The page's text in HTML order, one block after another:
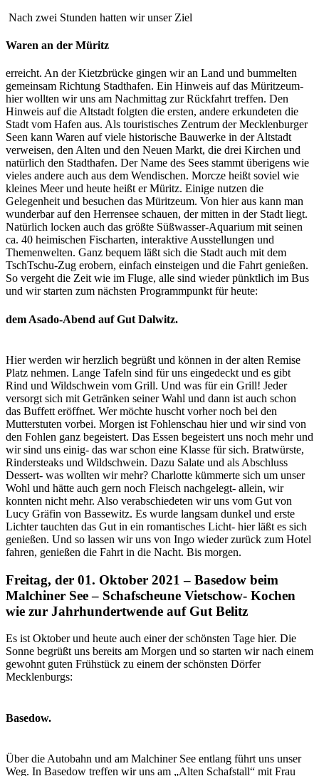
Nach zwei Stunden hatten wir unser Ziel
Waren an der Müritz
erreicht. An der Kietzbrücke gingen wir an Land und bummelten
gemeinsam Richtung Stadthafen. Ein Hinweis auf das Müritzeum-
hier wollten wir uns am Nachmittag zur Rückfahrt treffen. Den
Hinweis auf die Altstadt folgten die ersten, andere erkundeten die
Stadt vom Hafen aus. Als touristisches Zentrum der Mecklenburger
Seen kann Waren auf viele historische Bauwerke in der Altstadt
verweisen, den Alten und den Neuen Markt, die drei Kirchen und
natürlich den Stadthafen. Der Name des Sees stammt überigens wie
vieles andere auch aus dem Wendischen. Morcze heißt soviel wie
kleines Meer und heute heißt er Müritz. Einige nutzen die
Gelegenheit und besuchen das Müritzeum. Von hier aus kann man
wunderbar auf den Herrensee schauen, der mitten in der Stadt liegt.
Natürlich locken auch das größte Süßwasser-Aquarium mit seinen
ca. 40 heimischen Fischarten, interaktive Ausstellungen und
Themenwelten. Ganz bequem läßt sich die Stadt auch mit dem
TschTschu-Zug erobern, einfach einsteigen und die Fahrt genießen.
So vergeht die Zeit wie im Fluge, alle sind wieder pünktlich im Bus
und wir starten zum nächsten Programmpunkt für heute:
dem Asado-Abend auf Gut Dalwitz.
Hier werden wir herzlich begrüßt und können in der alten Remise
Platz nehmen. Lange Tafeln sind für uns eingedeckt und es gibt
Rind und Wildschwein vom Grill. Und was für ein Grill! Jeder
versorgt sich mit Getränken seiner Wahl und dann ist auch schon
das Buffett eröffnet. Wer möchte huscht vorher noch bei den
Mutterstuten vorbei. Morgen ist Fohlenschau hier und wir sind von
den Fohlen ganz begeistert. Das Essen begeistert uns noch mehr und
wir sind uns einig- das war schon eine Klasse für sich. Bratwürste,
Rindersteaks und Wildschwein. Dazu Salate und als Abschluss
Dessert- was wollten wir mehr? Charlotte kümmerte sich um unser
Wohl und hätte auch gern noch Fleisch nachgelegt- allein, wir
konnten nicht mehr. Also verabschiedeten wir uns vom Gut von
Lucy Gräfin von Bassewitz. Es wurde langsam dunkel und erste
Lichter tauchten das Gut in ein romantisches Licht- hier läßt es sich
genießen. Und so lassen wir uns von Ingo wieder zurück zum Hotel
fahren, genießen die Fahrt in die Nacht. Bis morgen.
Freitag, der 01. Oktober 2021 – Basedow beim
Malchiner See – Schafscheune Vietschow- Kochen
wie zur Jahrhundertwende auf Gut Belitz
Es ist Oktober und heute auch einer der schönsten Tage hier. Die
Sonne begrüßt uns bereits am Morgen und so starten wir nach einem
gewohnt guten Frühstück zu einem der schönsten Dörfer
Mecklenburgs:
Basedow.
Über die Autobahn und am Malchiner See entlang führt uns unser
Weg. In Basedow treffen wir uns am „Alten Schafstall“ mit Frau